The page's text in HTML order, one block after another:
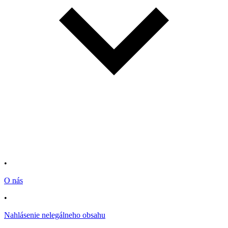
•
O nás
•
Nahlásenie nelegálneho obsahu